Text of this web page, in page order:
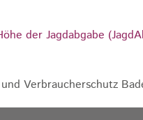
der Jagdabgabe
Verbraucherschutz